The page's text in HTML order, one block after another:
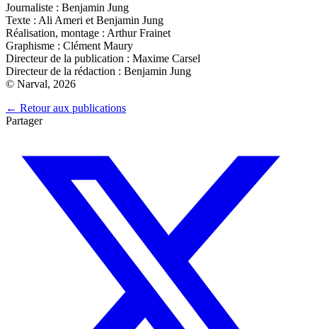
Journaliste : Benjamin Jung
Texte : Ali Ameri et Benjamin Jung
Réalisation, montage : Arthur Frainet
Graphisme : Clément Maury
Directeur de la publication : Maxime Carsel
Directeur de la rédaction : Benjamin Jung
© Narval, 2026
← Retour aux publications
Partager